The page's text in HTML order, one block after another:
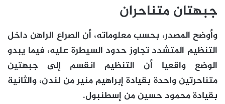
جبهتان متناحران
وأوضح المصدر، بحسب معلوماته، أن الصراع الراهن داخل
التنظيم المتشدد تجاوز حدود السيطرة عليه، فيما يبدو
الوضع واقعيا أن التنظيم انقسم إلى جبهتين
متناحرتين واحدة بقيادة إبراهيم منير من لندن، والثانية
بقيادة محمود حسين من إسطنبول.